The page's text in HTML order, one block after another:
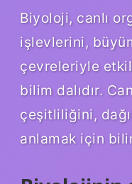
Biyoloji, canlı
işlevlerini,
çevreleriyle
bilim dalıdır.
çeşitliliğini,
anlamak için